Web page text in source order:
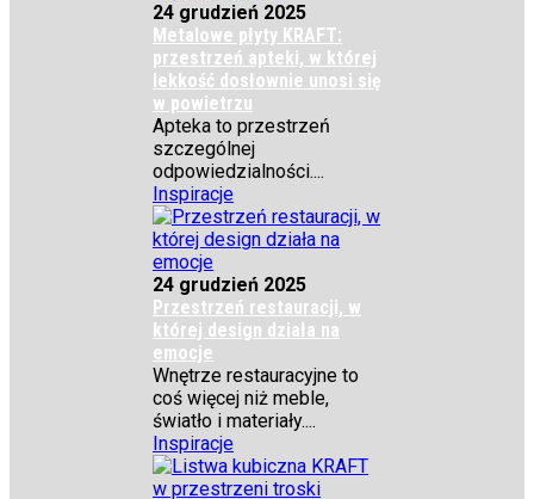
24 grudzień 2025
Metalowe płyty KRAFT:
przestrzeń apteki, w której
lekkość dosłownie unosi się
w powietrzu
Apteka to przestrzeń
szczególnej
odpowiedzialności....
Inspiracje
24 grudzień 2025
Przestrzeń restauracji, w
której design działa na
emocje
Wnętrze restauracyjne to
coś więcej niż meble,
światło i materiały....
Inspiracje